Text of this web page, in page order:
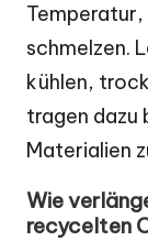
Temperatur,
schmelzen.
kühlen,
tragen dazu
Materialien
Wie
recycelten